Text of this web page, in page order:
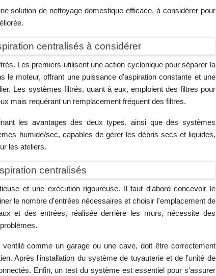
solution de nettoyage domestique efficace, à considérer pour
centralisés à considérer
Les premiers utilisent une action cyclonique pour séparer la
le moteur, offrant une puissance d'aspiration constante et une
Les systèmes filtrés, quant à eux, emploient des filtres pour
mais requérant un remplacement fréquent des filtres.
les avantages des deux types, ainsi que des systèmes
humide/sec, capables de gérer les débris secs et liquides,
les ateliers.
centralisés
et une exécution rigoureuse. Il faut d'abord concevoir le
le nombre d'entrées nécessaires et choisir l'emplacement de
et des entrées, réalisée derrière les murs, nécessite des
comme un garage ou une cave, doit être correctement
Après l'installation du système de tuyauterie et de l'unité de
Enfin, un test du système est essentiel pour s'assurer